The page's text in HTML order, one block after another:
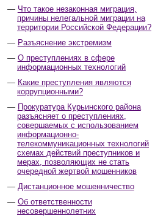
Что такое незаконная миграция,
причины нелегальной миграции на
территории Российской Федерации?
Разъяснение экстремизм
О преступлениях в сфере
информационных технологий
Какие преступления являются
коррупционными?
Прокуратура Курьинского района
разъясняет о преступлениях,
совершаемых с использованием
информационно-
телекоммуникационных технологий
схемах действий преступников и
мерах, позволяющих не стать
очередной жертвой мошенников
Дистанционное мошенничество
Об ответственности
несовершеннолетних